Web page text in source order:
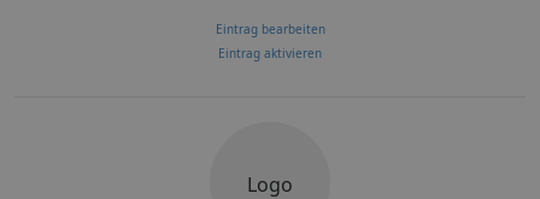
Eintrag bearbeiten
Eintrag aktivieren
Logo